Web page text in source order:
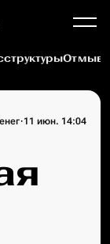
·11 июн. 14:04